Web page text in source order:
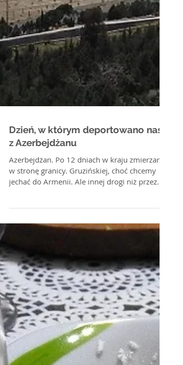
Dzień, w którym deportowano nas
z Azerbejdżanu
Azerbejdżan. Po 12 dniach w kraju zmierzamy
jechać do Armenii. Ale innej drogi niż przez...